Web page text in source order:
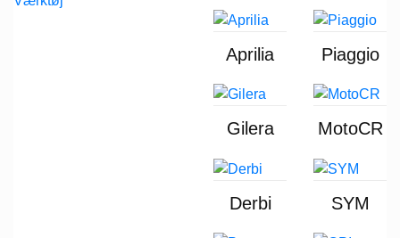
Aprilia Piaggio
Gilera MotoCR
Derbi SYM